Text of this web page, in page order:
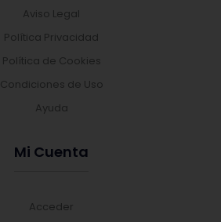
Aviso Legal
Política Privacidad
Política de Cookies
Condiciones de Uso
Ayuda
Mi Cuenta
Acceder